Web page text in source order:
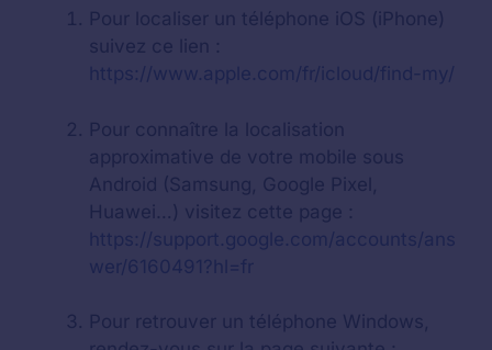
Pour localiser un téléphone iOS (iPhone)
suivez ce lien :
https://www.apple.com/fr/icloud/find-my/
Pour connaître la localisation
approximative de votre mobile sous
Android (Samsung, Google Pixel,
Huawei…) visitez cette page :
https://support.google.com/accounts/ans
wer/6160491?hl=fr
Pour retrouver un téléphone Windows,